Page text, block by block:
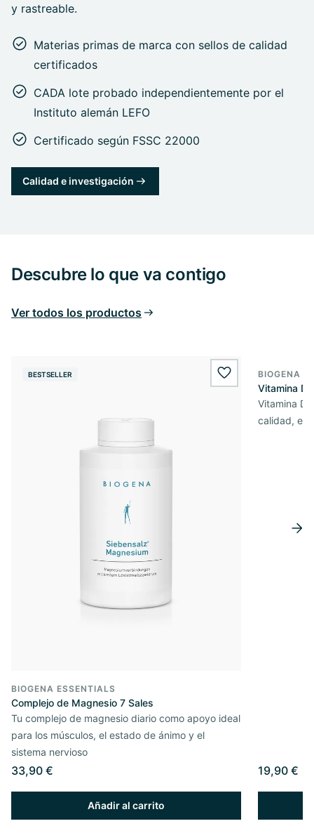
y rastreable.
Materias primas de marca con sellos de calidad
certificados
CADA lote probado independientemente por el
Instituto alemán LEFO
Certificado según FSSC 22000
Calidad e investigación
Descubre lo que va contigo
Ver todos los productos
BESTSELLER wishlist.add
BIOGENA ESSENTIALS
Complejo de Magnesio 7 Sales
Tu complejo de magnesio diario como apoyo ideal
para los músculos, el estado de ánimo y el
sistema nervioso
33,90 €
Añadir al carrito
BIOGENA
Vitamina
Vitamina
calidad, en
19,90 €